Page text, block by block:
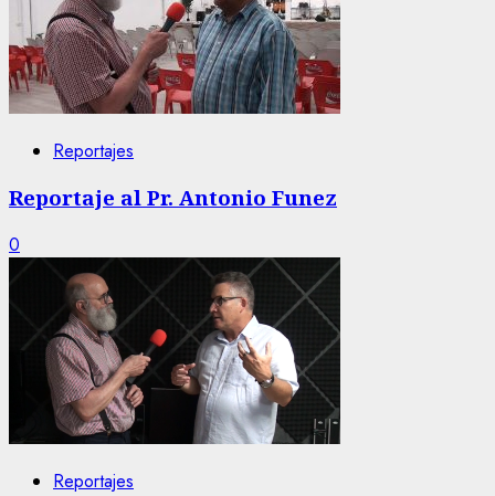
Reportajes
Reportaje al Pr. Antonio Funez
0
Reportajes